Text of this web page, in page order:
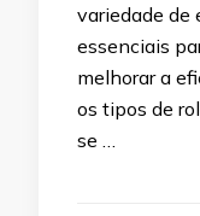
variedade de
essenciais
melhorar a
os tipos de
se …